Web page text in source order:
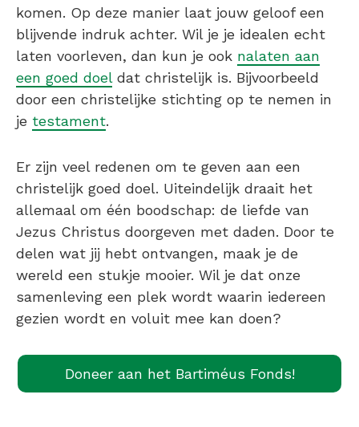
komen. Op deze manier laat jouw geloof een
blijvende indruk achter. Wil je je idealen echt
laten voorleven, dan kun je ook nalaten aan
een goed doeldat christelijk is. Bijvoorbeeld
door een christelijke stichting op te nemen in
je testament.
Er zijn veel redenen om te geven aan een
christelijk goed doel. Uiteindelijk draait het
allemaal om één boodschap: de liefde van
Jezus Christus doorgeven met daden. Door te
delen wat jij hebt ontvangen, maak je de
wereld een stukje mooier. Wil je dat onze
samenleving een plek wordt waarin iedereen
gezien wordt en voluit mee kan doen?
Doneer aan het Bartiméus Fonds!